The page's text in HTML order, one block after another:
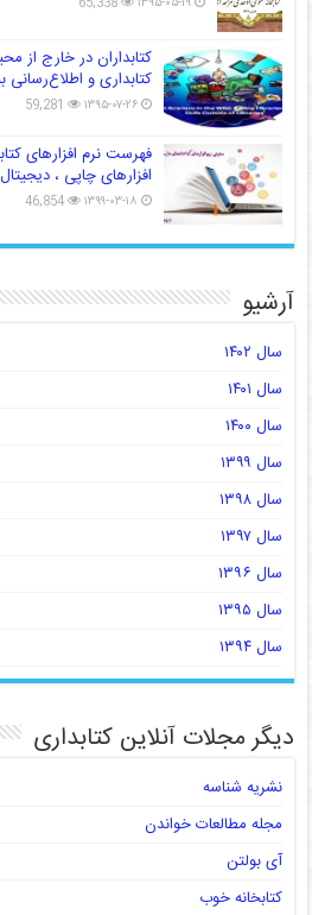
کتابداران در خارج از
کتابداری و اطلاع‌رسانی
۱۳۹۵-۰۷-۲۶ 59,281
فهرست نرم افزارهای
افزارهای چاپی ،
۱۳۹۹-۰۳-۱۸ 46,854
آرشیو
سال ۱۴۰۲
سال ۱۴۰۱
سال ۱۴۰۰
سال ۱۳۹۹
سال ۱۳۹۸
سال ۱۳۹۷
سال ۱۳۹۶
سال ۱۳۹۵
سال ۱۳۹۴
دیگر مجلات آنلاین کتابداری
نشریه شناسه
مجله مطالعات خواندن
آی بولتن
کتابخانه خوب